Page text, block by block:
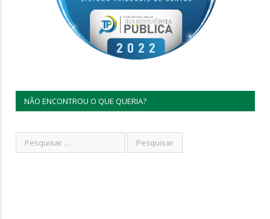
NÃO ENCONTROU O QUE QUERIA?